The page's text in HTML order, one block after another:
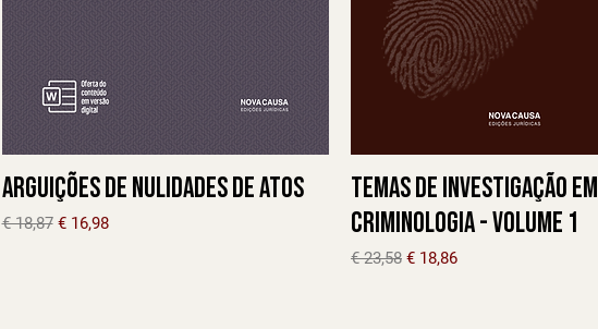
Arguições de Nulidades de Atos
Preço normal
€ 18,87 Preço promocional
€ 16,98
Temas de Investigação em
Criminologia - Volume 1
Preço normal
€ 23,58 Preço promocional
€ 18,86